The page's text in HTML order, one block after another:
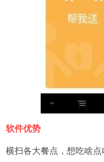
软件优势
横扫各大餐点，想吃啥点